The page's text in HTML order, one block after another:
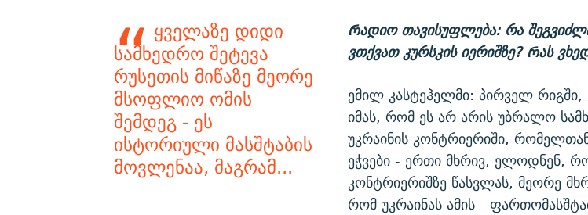
ყველაზე დიდი
სამხედრო შეტევა
რუსეთის მიწაზე მეორე
მსოფლიო ომის
შემდეგ - ეს
ისტორიული მასშტაბის
მოვლენაა, მაგრამ...
Რადიო თავისუფლება: რა
ვთქვათ კურსკის იერიშზე? Რას
ემილ კასტეჰელმი: პირველ რიგში,
იმას, რომ ეს არ არის უბრალო
უკრაინის კონტრიერიში,
ეჭვები - ერთი მხრივ, ელოდნენ,
კონტრიერიშზე წასვლას, მეორე
რომ უკრაინას ამის -